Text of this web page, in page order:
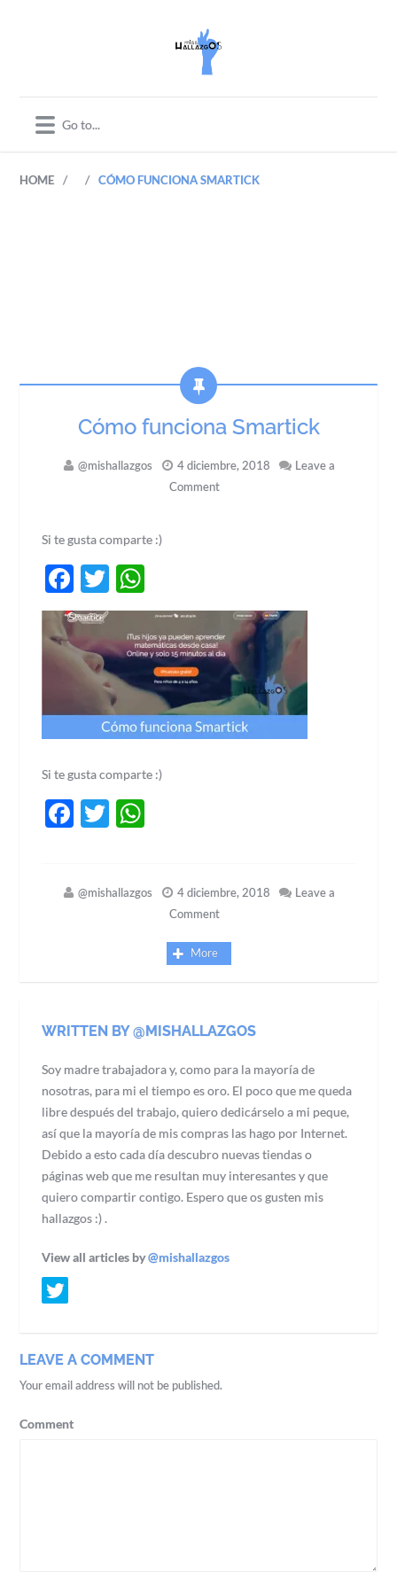
HOME / / CÓMO FUNCIONA SMARTICK
Cómo funciona Smartick
@mishallazgos 4 diciembre, 2018
Leave a
Comment
Si te gusta comparte :)
Facebook
Twitter
Si te gusta comparte :)
Facebook
Twitter
@mishallazgos 4 diciembre, 2018
Leave a
Comment
More
WRITTEN BY @MISHALLAZGOS
Soy madre trabajadora y, como para la mayoría de
nosotras, para mi el tiempo es oro. El poco que me queda
libre después del trabajo, quiero dedicárselo a mi peque,
así que la mayoría de mis compras las hago por Internet.
Debido a esto cada día descubro nuevas tiendas o
páginas web que me resultan muy interesantes y que
quiero compartir contigo. Espero que os gusten mis
hallazgos :) .
View all articles by@mishallazgos
LEAVE A COMMENT
Your email address will not be published.
Comment